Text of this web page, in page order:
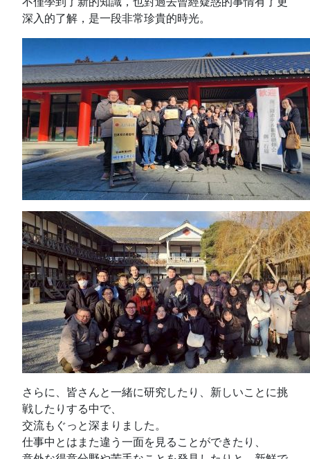
深入的了解，是一段非常珍貴的時光。
さらに、皆さんと一緒に研究したり、新しいことに挑
戦したりする中で、
交流もぐっと深まりました。
仕事中とはまた違う一面を見ることができたり、